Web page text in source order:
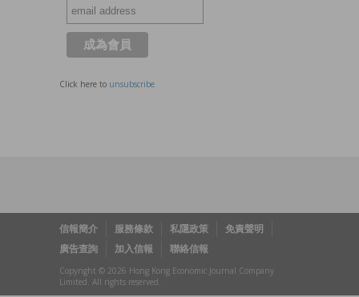
Click here to unsubscribe
信報簡介 服務條款 私隱政策
免責聲明
廣告查詢
加入信報 聯絡信報
Copyright © 2026 Hong Kong Economic Journal Company
Limited. All rights reserved.